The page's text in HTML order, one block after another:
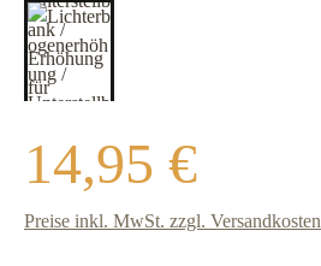
14,95 €
Preise inkl. MwSt. zzgl. Versandkosten